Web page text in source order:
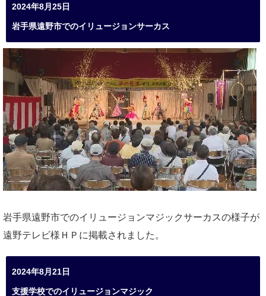
2024年8月25日
岩手県遠野市でのイリュージョンサーカス
岩手県遠野市でのイリュージョンマジックサーカスの様子が
遠野テレビ様ＨＰに掲載されました。
2024年8月21日
支援学校でのイリュージョンマジック